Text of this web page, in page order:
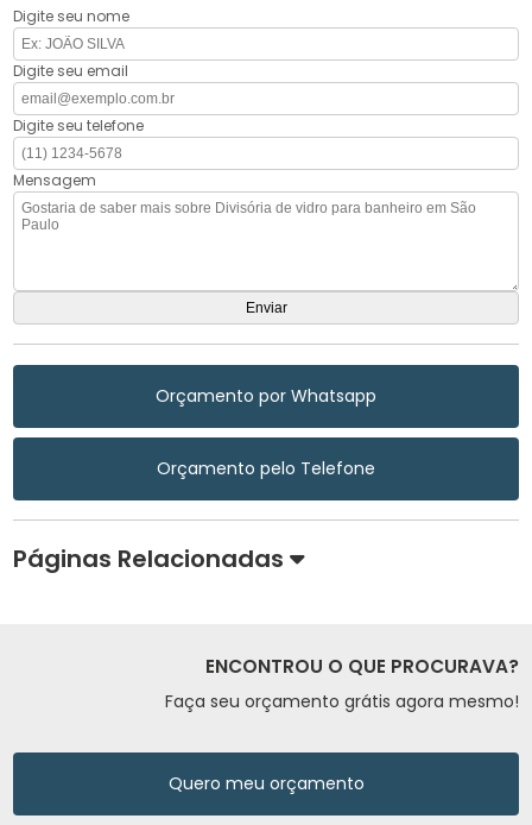
Digite seu nome
Digite seu email
Digite seu telefone
Mensagem
Orçamento por Whatsapp
Orçamento pelo Telefone
Páginas Relacionadas
ENCONTROU O QUE PROCURAVA?
Faça seu orçamento grátis agora mesmo!
Quero meu orçamento